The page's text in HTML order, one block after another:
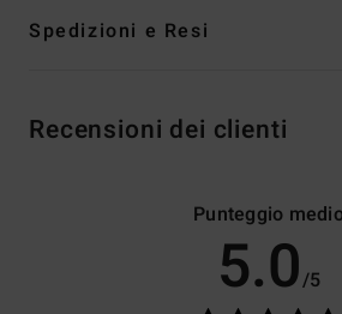
Spedizioni e Resi
Recensioni dei clienti
Punteggio
5.0/5